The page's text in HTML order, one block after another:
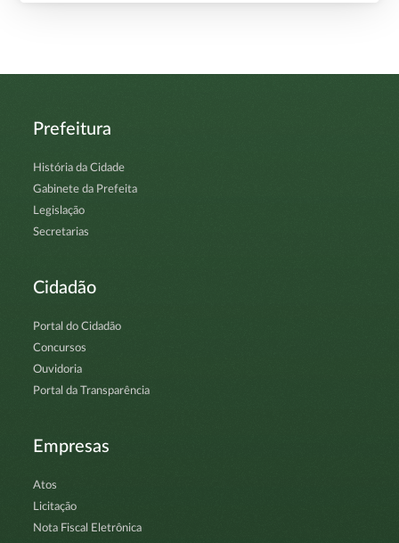
Prefeitura
História da Cidade
Gabinete da Prefeita
Legislação
Secretarias
Cidadão
Portal do Cidadão
Concursos
Ouvidoria
Portal da Transparência
Empresas
Atos
Licitação
Nota Fiscal Eletrônica